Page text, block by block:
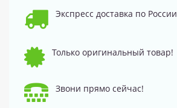
Экспресс доставка по России
Только оригинальный товар!
Звони прямо сейчас!